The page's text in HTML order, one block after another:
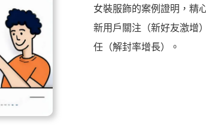
女裝服飾的案例證明，精
新用戶關注（新好友激增
任（解封率增長）。